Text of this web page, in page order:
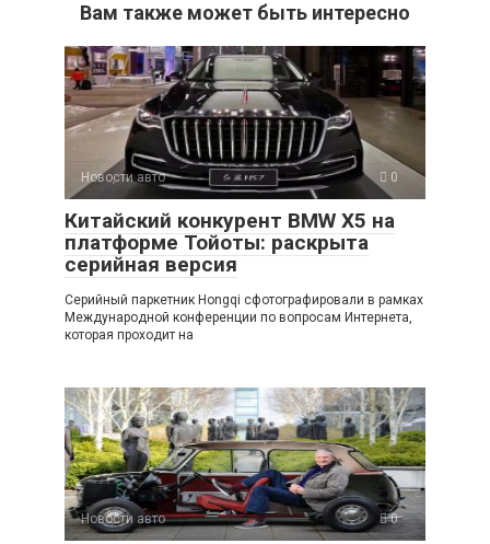
at
s
A
p
er n
o
kl
a
ss
ni
ki
e
gr
a
m
п
р
а
в
и
ть
Вам также может быть интересно
Новости авто 0
Китайский конкурент BMW X5 на
платформе Тойоты: раскрыта
серийная версия
Серийный паркетник Hongqi сфотографировали в рамках
Международной конференции по вопросам Интернета,
которая проходит на
Новости авто 0